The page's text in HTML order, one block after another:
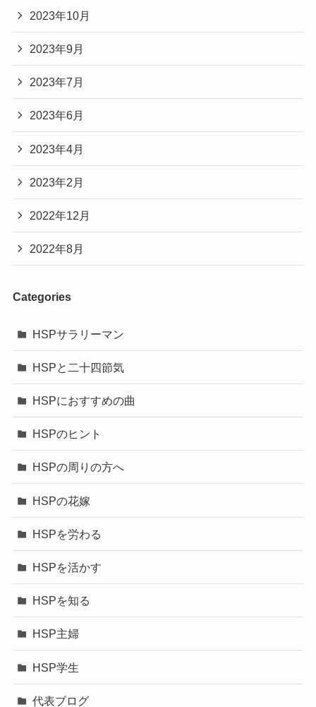
2023年10月
2023年9月
2023年7月
2023年6月
2023年4月
2023年2月
2022年12月
2022年8月
Categories
HSPサラリーマン
HSPと二十四節気
HSPにおすすめの曲
HSPのヒント
HSPの周りの方へ
HSPの花嫁
HSPを労わる
HSPを活かす
HSPを知る
HSP主婦
HSP学生
代表ブログ